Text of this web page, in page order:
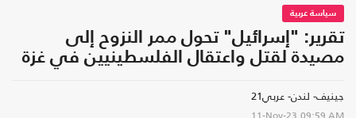
سياسة عربية
تقرير: "إسرائيل" تحول ممر النزوح إلى
مصيدة لقتل واعتقال الفلسطينيين في غزة
جينيف- لندن- عربي21